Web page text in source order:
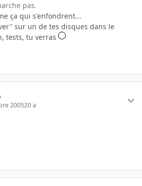
pas.
ça qui s'enfondrent...
sur un de tes disques dans le
tests, tu verras
200520 a